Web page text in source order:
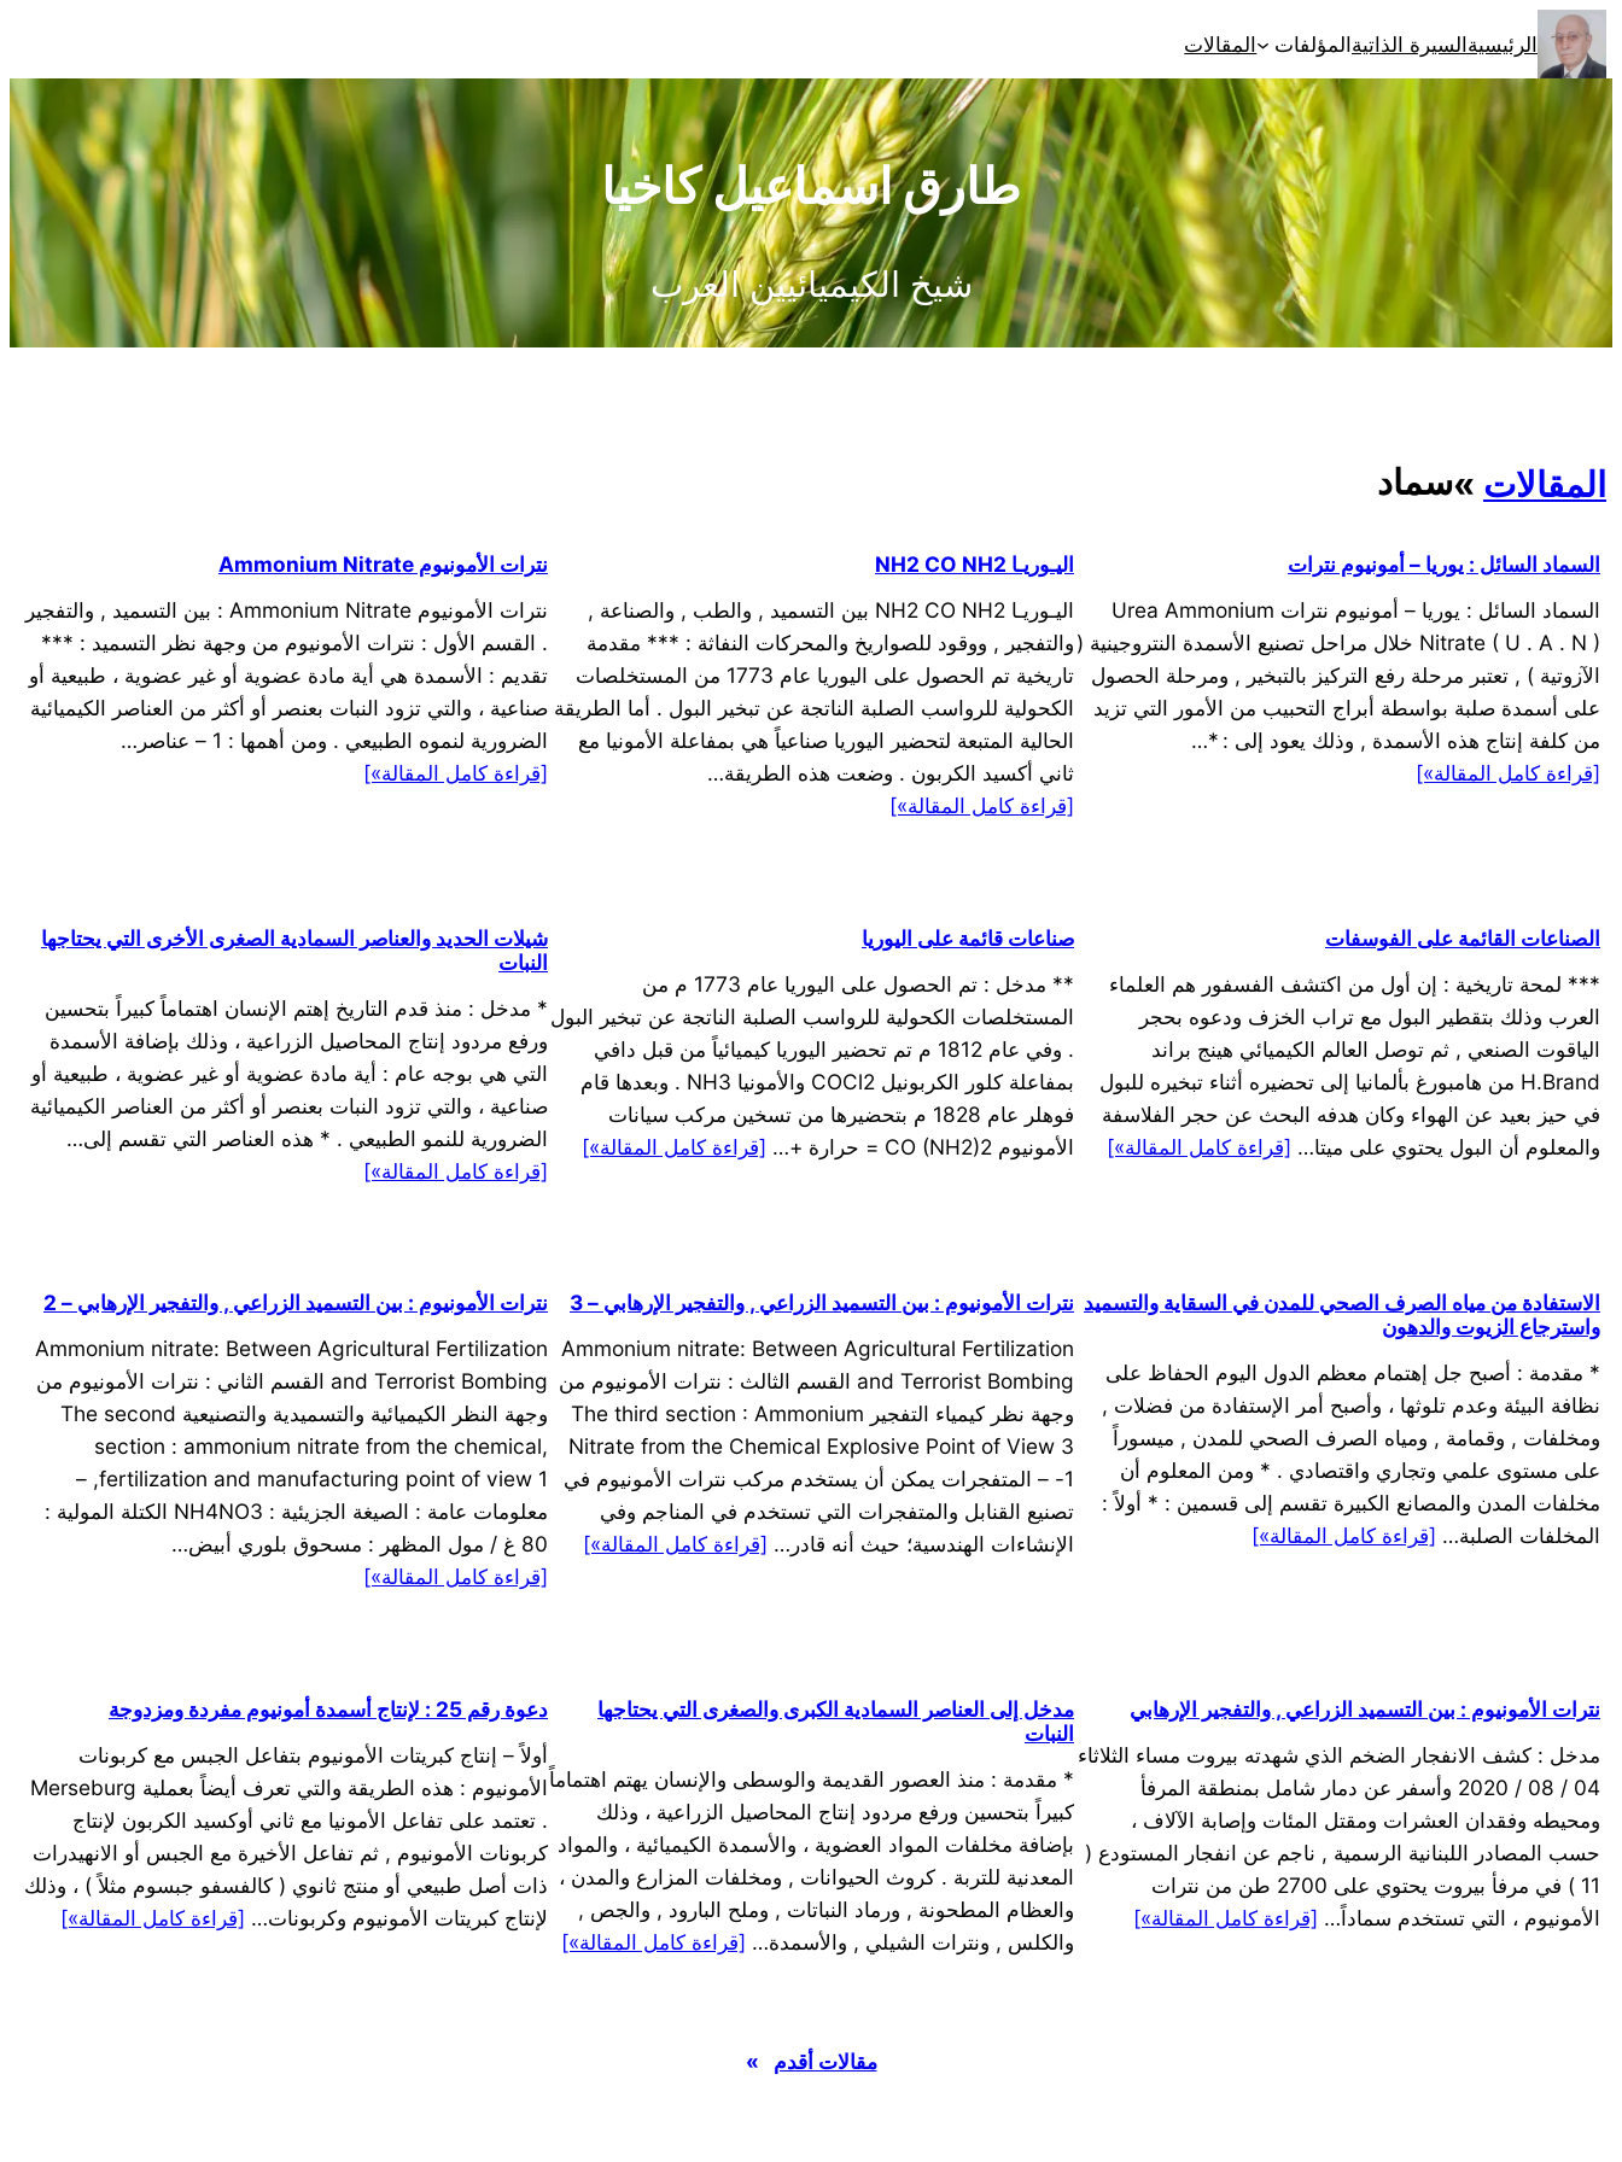
تخطى
إلى
المحتوى
الرئيسيةالسيرة الذاتيةالمؤلفات المقالات
طارق اسماعيل كاخيا
شيخ الكيميائيين العرب
المقالات »سماد
السماد السائل : يوريا – أمونيوم نترات
السماد السائل : يوريا – أمونيوم نترات Urea Ammonium
Nitrate ( U . A . N ) خلال مراحل تصنيع الأسمدة النتروجينية (
الآزوتية ) , تعتبر مرحلة رفع التركيز بالتبخير , ومرحلة الحصول
على أسمدة صلبة بواسطة أبراج التحبيب من الأمور التي تزيد
من كلفة إنتاج هذه الأسمدة , وذلك يعود إلى : *…
[قراءة كامل المقالة»]
اليـوريـا NH2 CO NH2
اليـوريـا NH2 CO NH2 بين التسميد , والطب , والصناعة ,
والتفجير , ووقود للصواريخ والمحركات النفاثة : *** مقدمة
تاريخية تم الحصول على اليوريا عام 1773 من المستخلصات
الكحولية للرواسب الصلبة الناتجة عن تبخير البول . أما الطريقة
الحالية المتبعة لتحضير اليوريا صناعياً هي بمفاعلة الأمونيا مع
ثاني أكسيد الكربون . وضعت هذه الطريقة…
[قراءة كامل المقالة»]
نترات الأمونيوم Ammonium Nitrate
نترات الأمونيوم Ammonium Nitrate : بين التسميد , والتفجير
. القسم الأول : نترات الأمونيوم من وجهة نظر التسميد : ***
تقديم : الأسمدة هي أية مادة عضوية أو غير عضوية ، طبيعية أو
صناعية ، والتي تزود النبات بعنصر أو أكثر من العناصر الكيميائية
الضرورية لنموه الطبيعي . ومن أهمها : 1 – عناصر…
[قراءة كامل المقالة»]
الصناعات القائمة على الفوسفات
*** لمحة تاريخية : إن أول من اكتشف الفسفور هم العلماء
العرب وذلك بتقطير البول مع تراب الخزف ودعوه بحجر
الياقوت الصنعي , ثم توصل العالم الكيميائي هينج براند
H.Brand من هامبورغ بألمانيا إلى تحضيره أثناء تبخيره للبول
في حيز بعيد عن الهواء وكان هدفه البحث عن حجر الفلاسفة
والمعلوم أن البول يحتوي على ميتا… [قراءة كامل المقالة»]
صناعات قائمة على اليوريا
** مدخل : تم الحصول على اليوريا عام 1773 م من
المستخلصات الكحولية للرواسب الصلبة الناتجة عن تبخير البول
. وفي عام 1812 م تم تحضير اليوريا كيميائياً من قبل دافي
بمفاعلة كلور الكربونيل COCl2 والأمونيا NH3 . وبعدها قام
فوهلر عام 1828 م بتحضيرها من تسخين مركب سيانات
الأمونيوم CO (NH2)2 = حرارة +…
[قراءة كامل المقالة»]
شيلات الحديد والعناصر السمادية الصغرى الأخرى التي يحتاجها
النبات
* مدخل : منذ قدم التاريخ إهتم الإنسان اهتماماً كبيراً بتحسين
ورفع مردود إنتاج المحاصيل الزراعية ، وذلك بإضافة الأسمدة
التي هي بوجه عام : أية مادة عضوية أو غير عضوية ، طبيعية أو
صناعية ، والتي تزود النبات بعنصر أو أكثر من العناصر الكيميائية
الضرورية للنمو الطبيعي . * هذه العناصر التي تقسم إلى…
[قراءة كامل المقالة»]
الاستفادة من مياه الصرف الصحي للمدن في السقاية والتسميد
واسترجاع الزيوت والدهون
* مقدمة : أصبح جل إهتمام معظم الدول اليوم الحفاظ على
نظافة البيئة وعدم تلوثها ، وأصبح أمر الإستفادة من فضلات ,
ومخلفات , وقمامة , ومياه الصرف الصحي للمدن , ميسوراً
على مستوى علمي وتجاري واقتصادي . * ومن المعلوم أن
مخلفات المدن والمصانع الكبيرة تقسم إلى قسمين : * أولاً :
المخلفات الصلبة… [قراءة كامل المقالة»]
نترات الأمونيوم : بين التسميد الزراعي , والتفجير الإرهابي – 3
Ammonium nitrate: Between Agricultural Fertilization
and Terrorist Bombing القسم الثالث : نترات الأمونيوم من
وجهة نظر كيمياء التفجير The third section : Ammonium
Nitrate from the Chemical Explosive Point of View 3
-1 – المتفجرات يمكن أن يستخدم مركب نترات الأمونيوم في
تصنيع القنابل والمتفجرات التي تستخدم في المناجم وفي
الإنشاءات الهندسية؛ حيث أنه قادر… [قراءة كامل المقالة»]
نترات الأمونيوم : بين التسميد الزراعي , والتفجير الإرهابي – 2
Ammonium nitrate: Between Agricultural Fertilization
and Terrorist Bombing القسم الثاني : نترات الأمونيوم من
وجهة النظر الكيميائية والتسميدية والتصنيعية The second
section : ammonium nitrate from the chemical,
,fertilization and manufacturing point of view 1 –
معلومات عامة : الصيغة الجزيئية : NH4NO3 الكتلة المولية :
80 غ / مول المظهر : مسحوق بلوري أبيض…
[قراءة كامل المقالة»]
نترات الأمونيوم : بين التسميد الزراعي , والتفجير الإرهابي
مدخل : كشف الانفجار الضخم الذي شهدته بيروت مساء الثلاثاء
04 / 08 / 2020 وأسفر عن دمار شامل بمنطقة المرفأ
ومحيطه وفقدان العشرات ومقتل المئات وإصابة الآلاف ،
حسب المصادر اللبنانية الرسمية , ناجم عن انفجار المستودع (
11 ) في مرفأ بيروت يحتوي على 2700 طن من نترات
الأمونيوم ، التي تستخدم سماداً… [قراءة كامل المقالة»]
مدخل إلى العناصر السمادية الكبرى والصغرى التي يحتاجها
النبات
* مقدمة : منذ العصور القديمة والوسطى والإنسان يهتم اهتماماً
كبيراً بتحسين ورفع مردود إنتاج المحاصيل الزراعية ، وذلك
بإضافة مخلفات المواد العضوية ، والأسمدة الكيميائية ، والمواد
المعدنية للتربة . كروث الحيوانات , ومخلفات المزارع والمدن ،
والعظام المطحونة , ورماد النباتات , وملح البارود , والجص ,
والكلس , ونترات الشيلي , والأسمدة… [قراءة كامل المقالة»]
دعوة رقم 25 : لإنتاج أسمدة أمونيوم مفردة ومزدوجة
أولاً – إنتاج كبريتات الأمونيوم بتفاعل الجبس مع كربونات
الأمونيوم : هذه الطريقة والتي تعرف أيضاً بعملية Merseburg
. تعتمد على تفاعل الأمونيا مع ثاني أوكسيد الكربون لإنتاج
كربونات الأمونيوم , ثم تفاعل الأخيرة مع الجبس أو الانهيدرات
ذات أصل طبيعي أو منتج ثانوي ( كالفسفو جبسوم مثلاً ) ، وذلك
لإنتاج كبريتات الأمونيوم وكربونات… [قراءة كامل المقالة»]
مقالات أقدم »